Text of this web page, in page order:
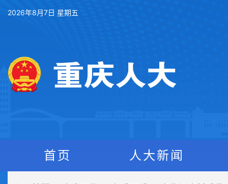
2026年8月7日 星期五
首页 人大新闻